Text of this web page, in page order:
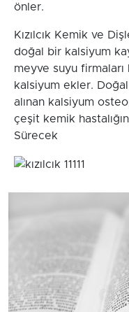
önler.
Kızılcık Kemik ve
doğal bir kalsiyum
meyve suyu firmaları
kalsiyum ekler.
alınan kalsiyum
çeşit kemik
Sürecek